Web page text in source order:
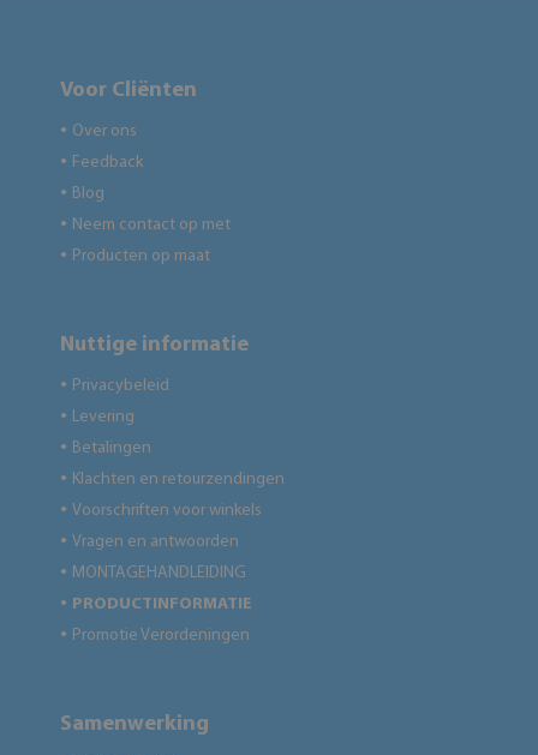
Voor Cliënten
● Over ons
● Feedback
● Blog
● Neem contact op met
● Producten op maat
Nuttige informatie
● Privacybeleid
● Levering
● Betalingen
● Klachten en retourzendingen
● Voorschriften voor winkels
● Vragen en antwoorden
● MONTAGEHANDLEIDING
● PRODUCTINFORMATIE
● Promotie Verordeningen
Samenwerking